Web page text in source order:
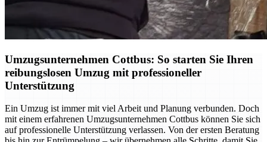
Umzugsunternehmen Cottbus: So starten Sie Ihren
reibungslosen Umzug mit professioneller
Unterstützung
Ein Umzug ist immer mit viel Arbeit und Planung verbunden. Doch
mit einem erfahrenen Umzugsunternehmen Cottbus können Sie sich
auf professionelle Unterstützung verlassen. Von der ersten Beratung